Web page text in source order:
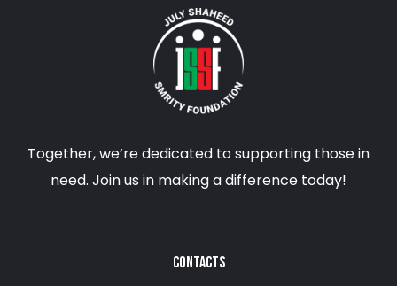
Together, we’re dedicated to supporting those in
need. Join us in making a difference today!
CONTACTS